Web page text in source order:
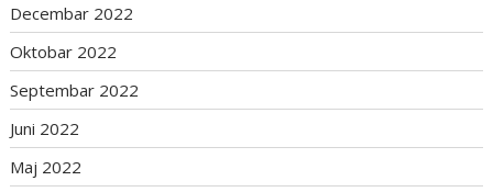
Decembar 2022
Oktobar 2022
Septembar 2022
Juni 2022
Maj 2022